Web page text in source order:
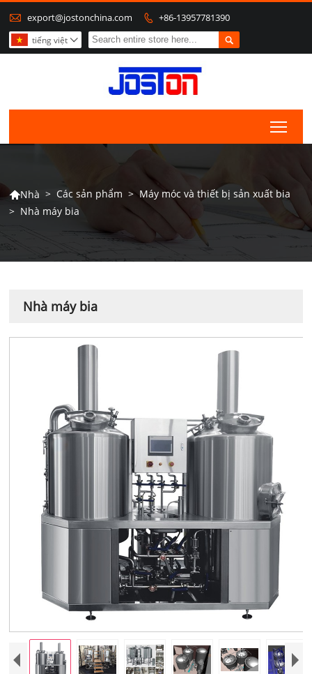
 export@jostonchina.com  +86-13957781390

tiếng việt 
Nhà > Các sản phẩm > Máy móc và thiết bị sản xuất bia
> Nhà máy bia
Nhà máy bia